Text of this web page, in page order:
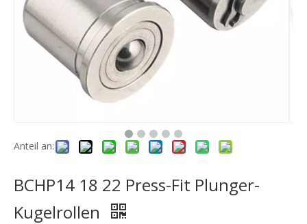
Anteil an:
BCHP14 18 22 Press-Fit Plunger-
Kugelrollen